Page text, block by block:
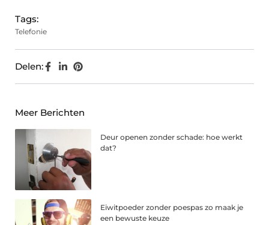
Tags:
Telefonie
Delen:
Meer Berichten
Deur openen zonder schade: hoe werkt
dat?
Eiwitpoeder zonder poespas zo maak je
een bewuste keuze